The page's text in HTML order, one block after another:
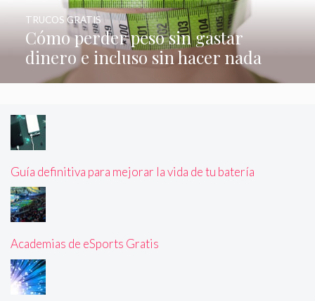
Cómo perder peso sin gastar
dinero e incluso sin hacer nada
TRUCOS GRATIS
Guía definitiva para mejorar la vida de tu batería
Academias de eSports Gratis